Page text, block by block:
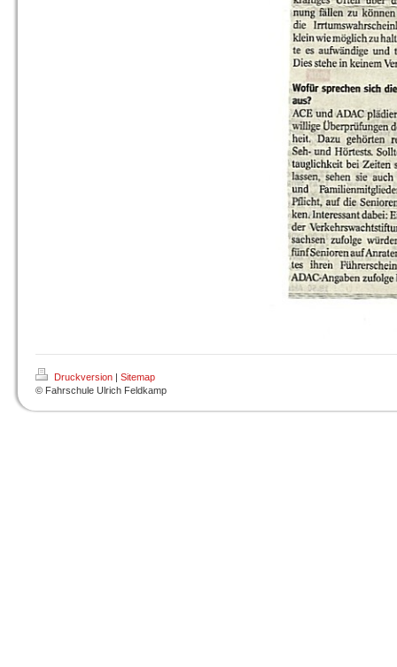
Druckversion | Sitemap
© Fahrschule Ulrich Feldkamp